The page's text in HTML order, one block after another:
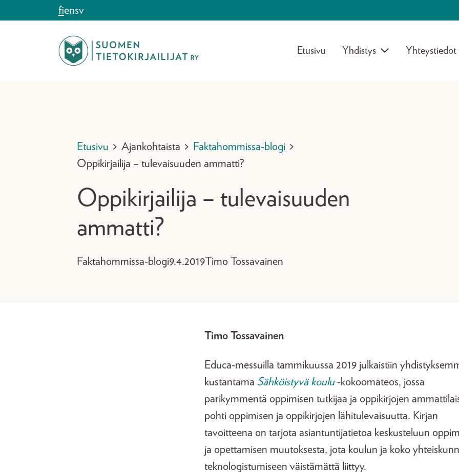
Siirry sisältöönfiensv
Etusivu Yhdistys Yhteystiedot
Etusivu > Ajankohtaista > Faktahommissa-blogi >
Oppikirjailija – tulevaisuuden ammatti?
Oppikirjailija – tulevaisuuden
ammatti?
Faktahommissa-blogi9.4.2019Timo Tossavainen
Timo Tossavainen
Educa-messuilla tammikuussa 2019 julkaistiin
kustantama Sähköistyvä koulu-kokoomateos, jossa
parikymmentä oppimisen tutkijaa ja oppikirjojen
pohti oppimisen ja oppikirjojen lähitulevaisuutta. Kirjan
tavoitteena on tarjota asiantuntijatietoa keskusteluun
ja opettamisen muutoksesta, jota koulun ja koko
teknologistumiseen väistämättä liittyy.